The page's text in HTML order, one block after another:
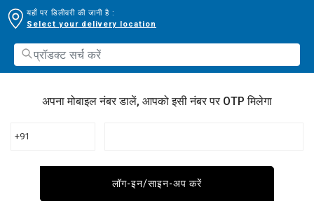
यहाँ पर डिलीवरी की जानी है :
Select your delivery location
अपना मोबाइल नंबर डालें, आपको इसी नंबर पर OTP मिलेगा
+91
लॉग-इन/साइन-अप करें